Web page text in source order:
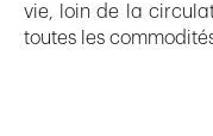
vie, loin de la
toutes les